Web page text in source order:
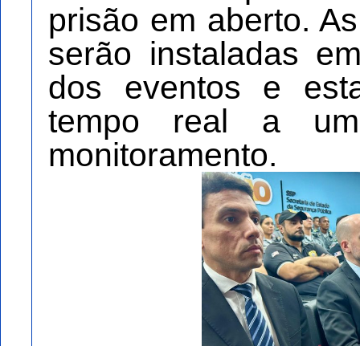
prisão em aberto.
serão instaladas
dos eventos e
tempo real a
monitoramento.